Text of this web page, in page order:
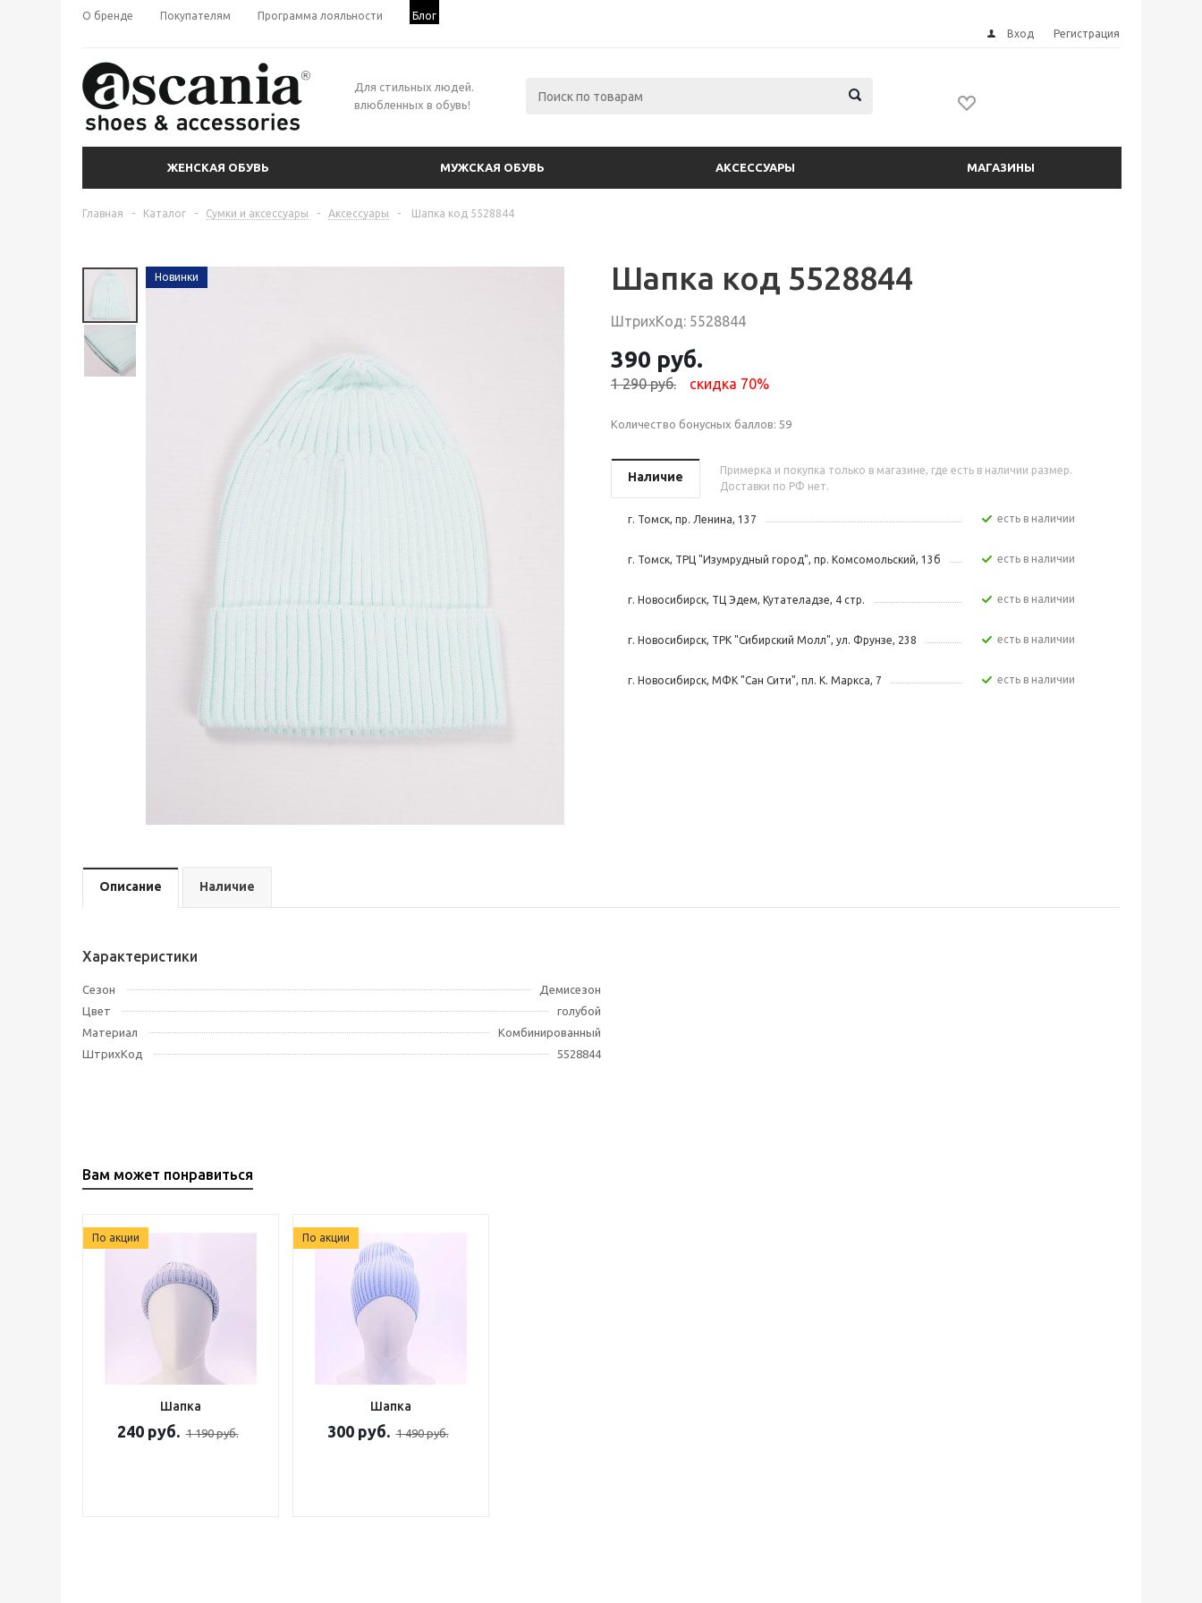
О бренде Покупателям Программа лояльности
Блог
Вход
Регистрация
Для стильных людей.
влюбленных в обувь!
ЖЕНСКАЯ ОБУВЬ МУЖСКАЯ ОБУВЬ АКСЕССУАРЫ МАГАЗИНЫ
Главная - Каталог - Сумки и аксессуары - Аксессуары - Шапка код 5528844
Новинки Шапка код 5528844
ШтрихКод: 5528844
390 руб.
1 290 руб. скидка 70%
Количество бонусных баллов: 59
Наличие
Примерка и покупка только в магазине, где есть в наличии размер.
Доставки по РФ нет.
г. Томск, пр. Ленина, 137 Есть в наличии
г. Томск, ТРЦ "Изумрудный город", пр. Комсомольский, 13б Есть в наличии
г. Новосибирск, ТЦ Эдем, Кутателадзе, 4 стр. Есть в наличии
г. Новосибирск, ТРК "Сибирский Молл", ул. Фрунзе, 238 Есть в наличии
г. Новосибирск, МФК "Сан Сити", пл. К. Маркса, 7 Есть в наличии
Описание Наличие
Характеристики
Сезон
Демисезон
Цвет
голубой
Материал
Комбинированный
ШтрихКод
5528844
Вам может понравиться
По акции
Шапка
240 руб. 1 190 руб.
По акции
Шапка
300 руб. 1 490 руб.